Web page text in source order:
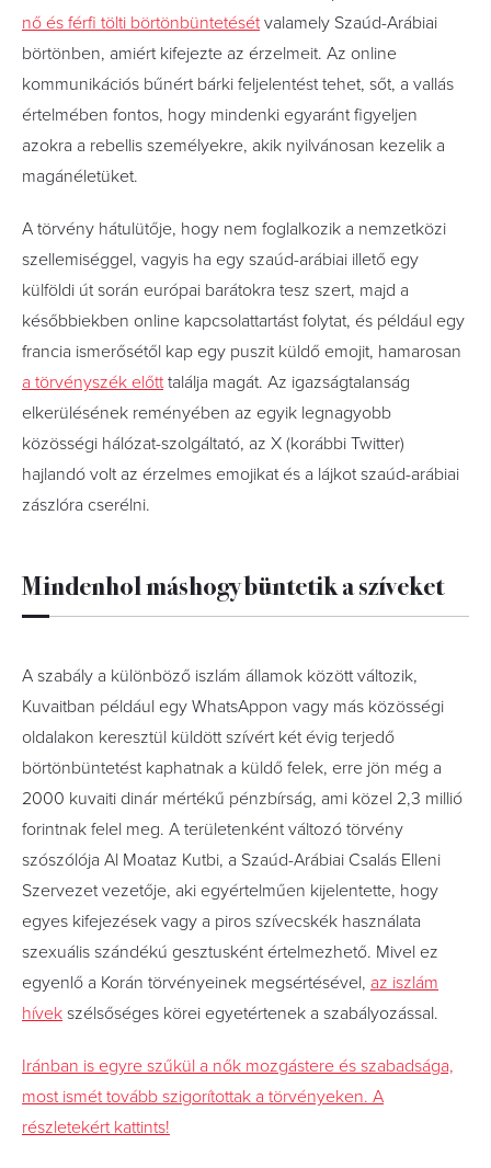
nő és férfi tölti börtönbüntetésétvalamely Szaúd-Arábiai
börtönben, amiért kifejezte az érzelmeit. Az online
kommunikációs bűnért bárki feljelentést tehet, sőt, a vallás
értelmében fontos, hogy mindenki egyaránt figyeljen
azokra a rebellis személyekre, akik nyilvánosan kezelik a
magánéletüket.
A törvény hátulütője, hogy nem foglalkozik a nemzetközi
szellemiséggel, vagyis ha egy szaúd-arábiai illető egy
külföldi út során európai barátokra tesz szert, majd a
későbbiekben online kapcsolattartást folytat, és például egy
francia ismerősétől kap egy puszit küldő emojit, hamarosan
a törvényszék előtttalálja magát. Az igazságtalanság
elkerülésének reményében az egyik legnagyobb
közösségi hálózat-szolgáltató, az X (korábbi Twitter)
hajlandó volt az érzelmes emojikat és a lájkot szaúd-arábiai
zászlóra cserélni.
Mindenhol máshogy büntetik a szíveket
A szabály a különböző iszlám államok között változik,
Kuvaitban például egy WhatsAppon vagy más közösségi
oldalakon keresztül küldött szívért két évig terjedő
börtönbüntetést kaphatnak a küldő felek, erre jön még a
2000 kuvaiti dinár mértékű pénzbírság, ami közel 2,3 millió
forintnak felel meg. A területenként változó törvény
szószólója Al Moataz Kutbi, a Szaúd-Arábiai Csalás Elleni
Szervezet vezetője, aki egyértelműen kijelentette, hogy
egyes kifejezések vagy a piros szívecskék használata
szexuális szándékú gesztusként értelmezhető. Mivel ez
egyenlő a Korán törvényeinek megsértésével, az iszlám
hívek szélsőséges körei egyetértenek a szabályozással.
Iránban is egyre szűkül a nők mozgástere és szabadsága,
most ismét tovább szigorítottak a törvényeken. A
részletekért kattints!